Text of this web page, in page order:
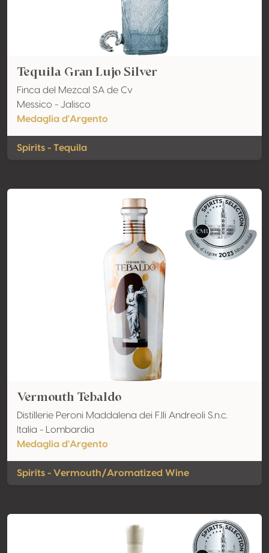
Tequila Gran Lujo Silver
Finca del Mezcal SA de Cv
Messico - Jalisco
Medaglia d'Argento
Spirits - Tequila
Vermouth Tebaldo
Distillerie Peroni Maddalena dei F.lli Andreoli S.n.c.
Italia - Lombardia
Medaglia d'Argento
Spirits - Vermouth/Aromatized Wine